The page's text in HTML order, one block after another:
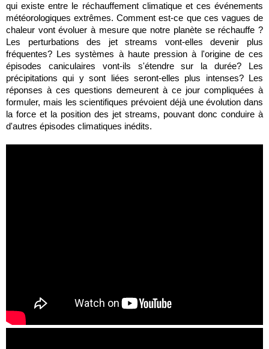
qui existe entre le réchauffement climatique et ces événements
météorologiques extrêmes. Comment est-ce que ces vagues de
chaleur vont évoluer à mesure que notre planète se réchauffe ?
Les perturbations des jet streams vont-elles devenir plus
fréquentes? Les systèmes à haute pression à l'origine de ces
épisodes caniculaires vont-ils s'étendre sur la durée? Les
précipitations qui y sont liées seront-elles plus intenses? Les
réponses à ces questions demeurent à ce jour compliquées à
formuler, mais les scientifiques prévoient déjà une évolution dans
la force et la position des jet streams, pouvant donc conduire à
d'autres épisodes climatiques inédits.